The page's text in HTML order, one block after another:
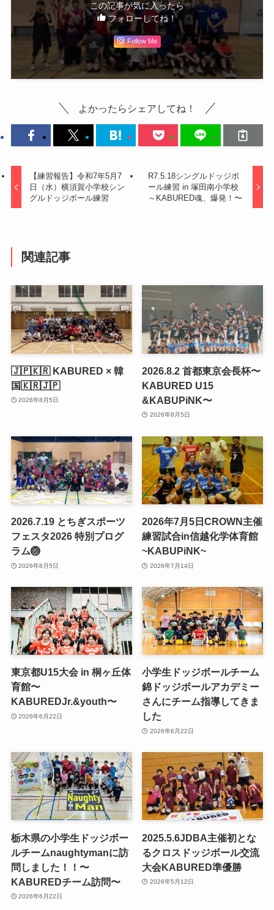
この記事が気に入ったら
フォローしてね！
Follow Me
よかったらシェアしてね！
【練習報告】令和7年5月7
日（水）横須賀小学校シン
グルドッジボール練習
R7.5.18シングルドッジボ
ール練習 in 塚田南小学校
～KABURED魂、爆発！〜
関連記事
🇯🇵🇰🇷 KABURED × 韓
国🇰🇷🇯🇵
2026年8月5日
2026.8.2 首都東京会長杯〜
KABURED U15
&KABUPiNK〜
2026年8月5日
2026.7.19 とちぎスポーツ
フェスタ2026 特別プログ
ラム🏐
2026年8月5日
2026年7月5日CROWN主催
練習試合in信越化学体育館
~KABUPiNK~
2026年7月14日
東京都U15大会 in 桐ヶ丘体
育館〜
KABUREDJr.&youth〜
2026年6月22日
小学生ドッジボールチーム
錦ドッジボールアカデミー
さんにチーム指導してきま
した
2026年6月22日
栃木県の小学生ドッジボー
ルチームnaughtymanに訪
問しました！！〜
KABUREDチーム訪問〜
2026年6月22日
2025.5.6JDBA主催初とな
るクロスドッジボール交流
大会KABURED準優勝
2026年5月12日